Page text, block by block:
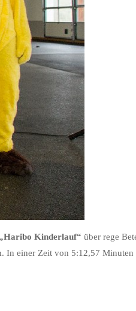
„Haribo Kinderlauf“ über rege
In einer Zeit von 5:12,57 Minuten